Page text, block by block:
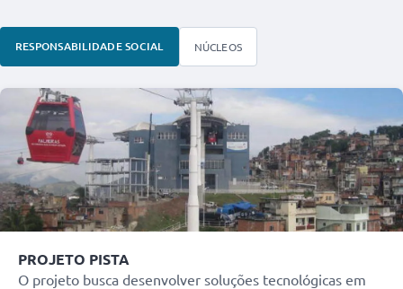
RESPONSABILIDADE SOCIAL NÚCLEOS
PROJETO PISTA
O projeto busca desenvolver soluções tecnológicas em